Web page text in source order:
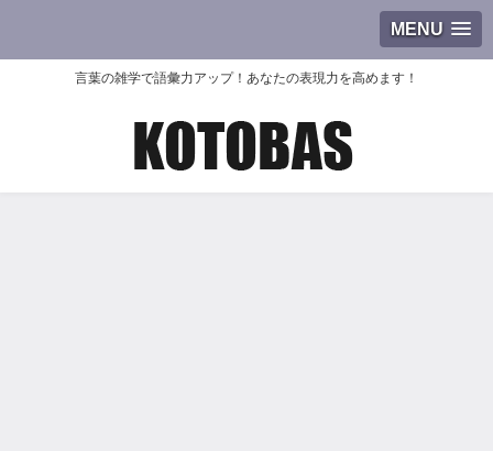
MENU
言葉の雑学で語彙力アップ！あなたの表現力を高めます！